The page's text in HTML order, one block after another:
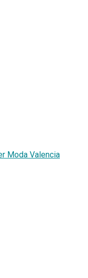
Moda Valencia